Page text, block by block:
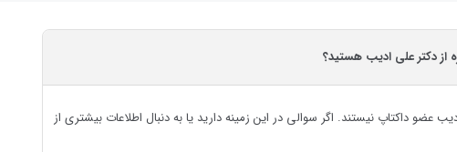
از دکتر علی ادیب هستید؟
عضو داکتاپ نیستند. اگر سوالی در این زمینه دارید یا به دنبال اطلاعات بیشتری از